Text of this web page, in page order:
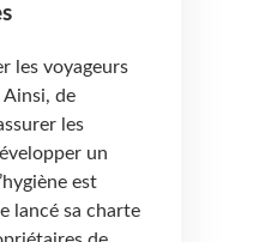
les voyageurs
de
les
un
est
lancé sa charte